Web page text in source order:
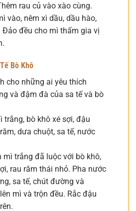
rau củ vào xào cùng.
vào, nêm xì dầu, dầu hào,
Đảo đều cho mì thấm gia vị
Bò Khô
cho những ai yêu thích
và đậm đà của sa tế và bò
trắng, bò khô xé sợi, đậu
dưa chuột, sa tế, nước
mì trắng đã luộc với bò khô,
rau răm thái nhỏ. Pha nước
sa tế, chút đường và
mì và trộn đều. Rắc đậu